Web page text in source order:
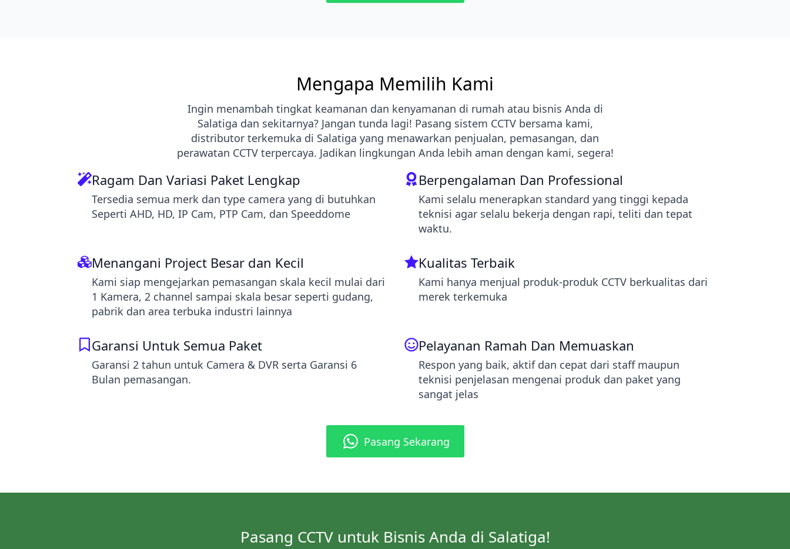
Mengapa Memilih Kami
Ingin menambah tingkat keamanan dan kenyamanan di rumah atau bisnis Anda di
Salatiga dan sekitarnya? Jangan tunda lagi! Pasang sistem CCTV bersama kami,
distributor terkemuka di Salatiga yang menawarkan penjualan, pemasangan, dan
perawatan CCTV terpercaya. Jadikan lingkungan Anda lebih aman dengan kami, segera!
Ragam Dan Variasi Paket Lengkap
Tersedia semua merk dan type camera yang di butuhkan
Seperti AHD, HD, IP Cam, PTP Cam, dan Speeddome
Berpengalaman Dan Professional
Kami selalu menerapkan standard yang tinggi kepada
teknisi agar selalu bekerja dengan rapi, teliti dan tepat
waktu.
Menangani Project Besar dan Kecil
Kami siap mengejarkan pemasangan skala kecil mulai dari
1 Kamera, 2 channel sampai skala besar seperti gudang,
pabrik dan area terbuka industri lainnya
Kualitas Terbaik
Kami hanya menjual produk-produk CCTV berkualitas dari
merek terkemuka
Garansi Untuk Semua Paket
Garansi 2 tahun untuk Camera & DVR serta Garansi 6
Bulan pemasangan.
Pelayanan Ramah Dan Memuaskan
Respon yang baik, aktif dan cepat dari staff maupun
teknisi penjelasan mengenai produk dan paket yang
sangat jelas
Pasang Sekarang
Pasang CCTV untuk Bisnis Anda di Salatiga!